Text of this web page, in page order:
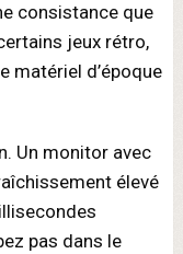
consistance que
jeux rétro,
matériel d’époque
Un monitor avec
élevé
pas dans le